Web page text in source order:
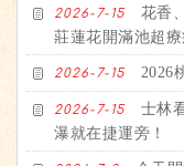
2026-7-15
花香
莊蓮花開滿池超療
2026-7-15 2026
2026-7-15
士林
瀑就在捷運旁！